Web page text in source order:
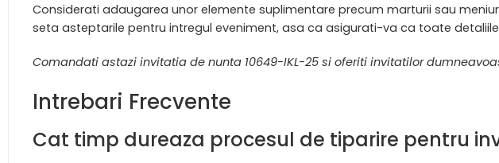
Considerati adaugarea unor elemente suplimentare precum marturii sau
seta asteptarile pentru intregul eveniment, asa ca asigurati-va ca toate
Comandati astazi invitatia de nunta 10649-IKL-25 si oferiti invitatilor
Intrebari Frecvente
Cat timp dureaza procesul de tiparire pentru